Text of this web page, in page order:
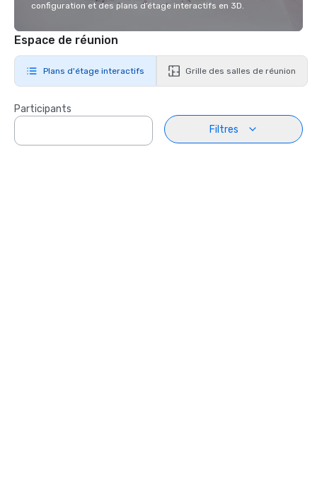
configuration et des plans d’étage interactifs en 3D.
Espace de réunion
Plans d'étage interactifs Grille des salles de réunion
Participants
Filtres